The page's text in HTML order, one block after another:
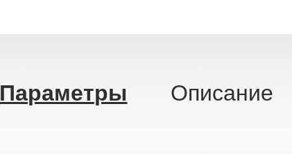
Параметры Описание